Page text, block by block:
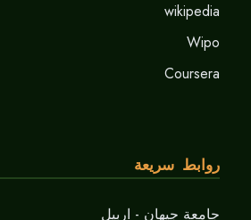
wikipedia
Wipo
Coursera
روابط سريعة
جامعة جيهان - اربيل